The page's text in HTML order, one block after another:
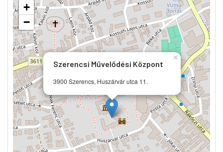
Szerencsi Művelődési Központ
3900 Szerencs, Huszárvár utca 11.
×
+
−